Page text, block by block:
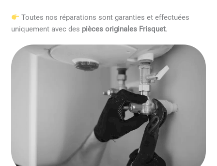
Toutes nos réparations sont garanties et effectuées
uniquement avec des pièces originales Frisquet.